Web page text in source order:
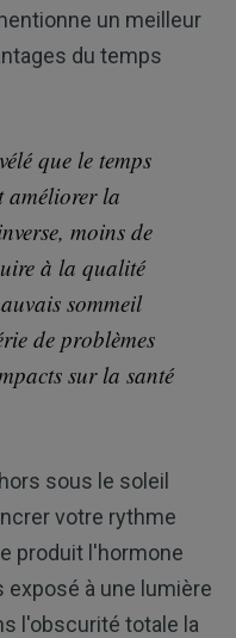
un meilleur
du temps
que le temps
améliorer la
moins de
à la qualité
sommeil
de problèmes
sur la santé
sous le soleil
votre rythme
produit l'hormone
à une lumière
l'obscurité totale la